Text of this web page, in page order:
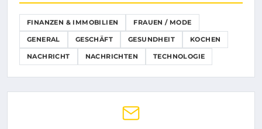
FINANZEN & IMMOBILIEN FRAUEN / MODE
GENERAL GESCHÄFT GESUNDHEIT KOCHEN
NACHRICHT NACHRICHTEN TECHNOLOGIE